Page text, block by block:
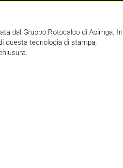
dal Gruppo Rotocalco di Acimga. In
questa tecnologia di stampa,